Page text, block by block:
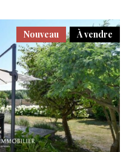
À vendre
Nouveau